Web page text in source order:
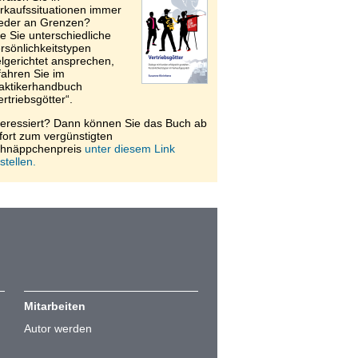
immer
an Grenzen?
Sie unterschiedliche
ansprechen,
Sie im
Dann können Sie das Buch ab
zum vergünstigten
unter diesem Link
Mitarbeiten
Autor werden